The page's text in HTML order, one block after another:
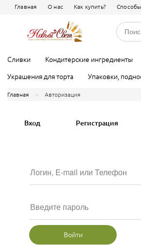
Главная О нас Как купить?
Сливки Кондитерские ингредиенты
Кондитерские ингредиенты
Гелевые красители
Закваски, заварки
Украшения для торта Упаковки,
Главная Авторизация
Вход Регистрация
Войти